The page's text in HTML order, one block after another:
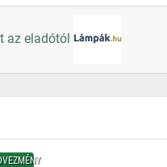
az eladótól